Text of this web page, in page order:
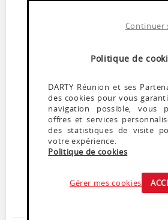
Fer à repasser
PHILIPS
Semelle en céramique - Pointe
Puissance :
Politique de
Continuer
DARTY Réunion et ses
des cookies pour vous
navigation possible, vous
offres et services
des statistiques de visite
votre expérience.
Politique de cookies
Gérer mes cookies